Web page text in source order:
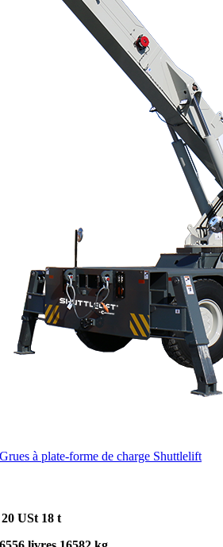
Grues à plate-forme de charge Shuttlelift
20 USt 18 t